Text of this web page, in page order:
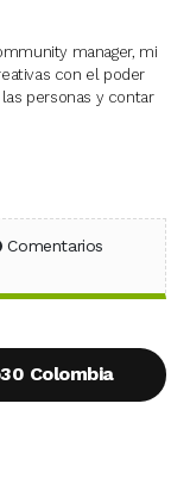
manager, mi
con el poder
personas y contar
Facebook
en X (Twitter)
en WhatsApp
Comentarios
Colombia